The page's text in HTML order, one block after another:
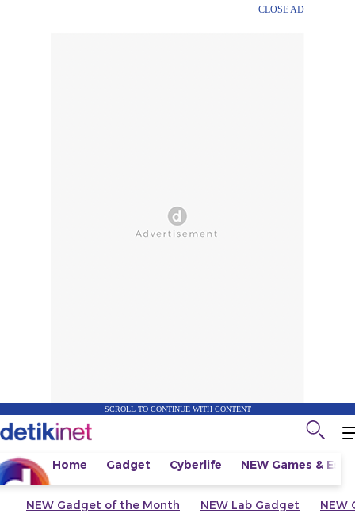
CLOSE AD
SCROLL TO CONTINUE WITH CONTENT
Home Gadget Cyberlife NEW Games &
NEW Gadget of the Month NEW Lab Gadget NEW